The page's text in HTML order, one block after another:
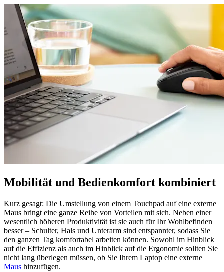
Mobilität und Bedienkomfort kombiniert
Kurz gesagt: Die Umstellung von einem Touchpad auf eine externe
Maus bringt eine ganze Reihe von Vorteilen mit sich. Neben einer
wesentlich höheren Produktivität ist sie auch für Ihr Wohlbefinden
besser – Schulter, Hals und Unterarm sind entspannter, sodass Sie
den ganzen Tag komfortabel arbeiten können. Sowohl im Hinblick
auf die Effizienz als auch im Hinblick auf die Ergonomie sollten Sie
nicht lang überlegen müssen, ob Sie Ihrem Laptop eine externe
Maus hinzufügen.